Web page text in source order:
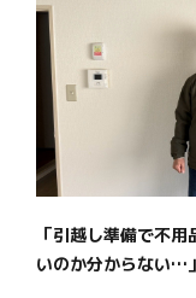
「引越し準備で不
いのか分からない…」